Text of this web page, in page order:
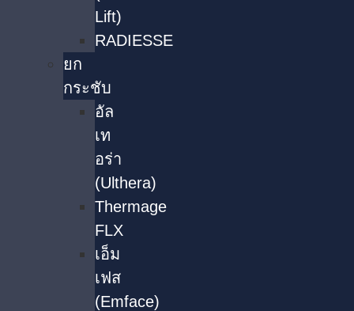
Lift)
RADIESSE
ยก
กระชับ
อัล
เท
อร่า
(Ulthera)
Thermage
FLX
เอ็ม
เฟส
(Emface)